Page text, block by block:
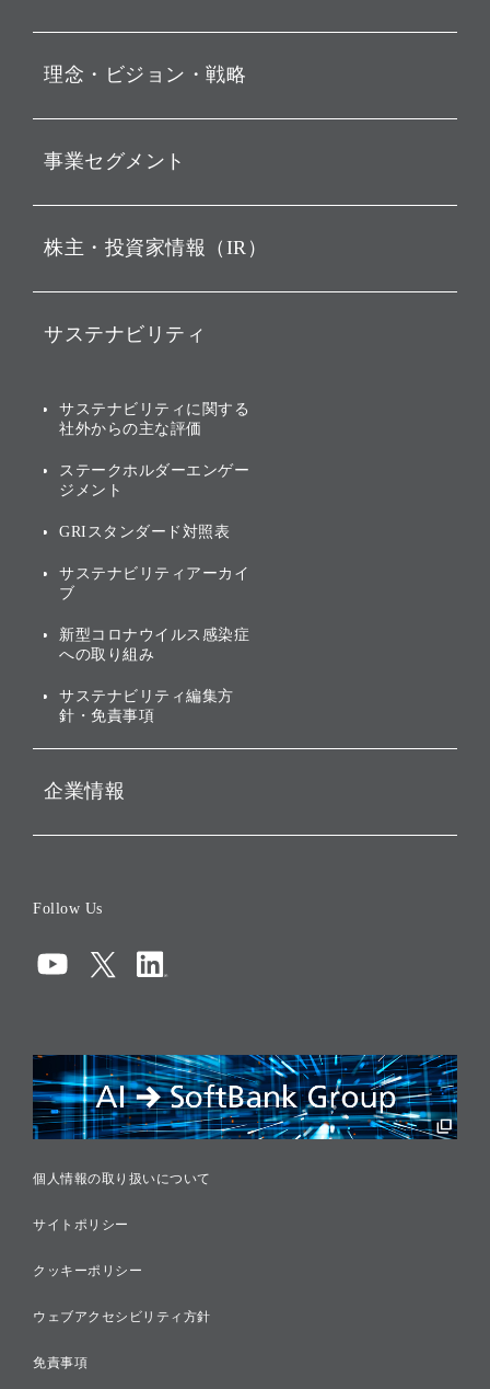
お知らせ
動画配信
理念・ビジョン・戦略
経営理念
ビジョン
戦略
バリュー
ソフトバンクグループの歩
[AI] What dreams are made
事業セグメント
ソフトバンク・ビジョン・
その他
グループ企業一覧
株主・投資家情報（IR）
IRカレンダー
業績・財務
アニュアルレポート
株主・投資家情報（IR）に
サステナビリティ
トップメッセージ
サステナビリティの考え方
ガバナンス
投資先のサステナビリティ
サステナビリティに関する
社外からの主な評価
ステークホルダーエンゲー
ジメント
GRIスタンダード対照表
サステナビリティアーカイ
ブ
新型コロナウイルス感染症
への取り組み
サステナビリティ編集方
針・免責事項
企業情報
コンプライアンス
リスクマネジメント
税務に対する取り組み
採用情報
Follow Us
個人情報の取り扱いについて
サイトポリシー
クッキーポリシー
ウェブアクセシビリティ方針
免責事項